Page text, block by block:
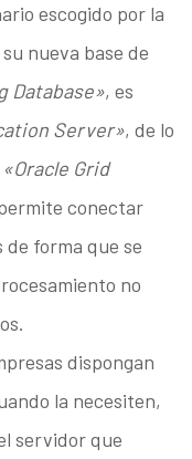
escogido por la
nueva base de
Database», es
Server», de lo
«Oracle Grid
conectar
forma que se
no
dispongan
la necesiten,
servidor que